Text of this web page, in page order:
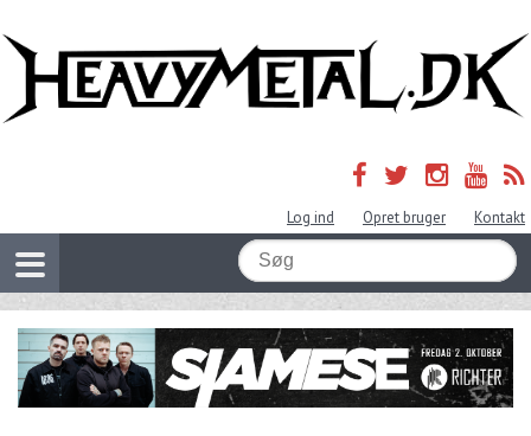
Log ind Opret bruger Kontakt